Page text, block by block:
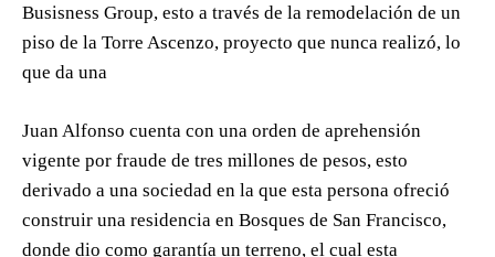
Busisness Group, esto a través de la remodelación de un
piso de la Torre Ascenzo, proyecto que nunca realizó, lo
que da una
Juan Alfonso cuenta con una orden de aprehensión
vigente por fraude de tres millones de pesos, esto
derivado a una sociedad en la que esta persona ofreció
construir una residencia en Bosques de San Francisco,
donde dio como garantía un terreno, el cual esta